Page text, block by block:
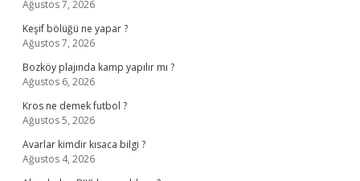
Ağustos 7, 2026
Keşif bölüğü ne yapar ?
Ağustos 7, 2026
Bozköy plajında kamp yapılır mı ?
Ağustos 6, 2026
Kros ne demek futbol ?
Ağustos 5, 2026
Avarlar kimdir kısaca bilgi ?
Ağustos 4, 2026